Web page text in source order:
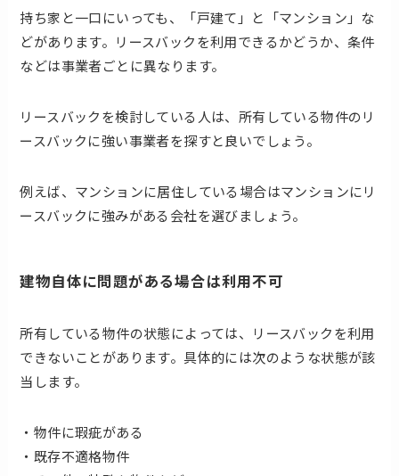
持ち家と一口にいっても、「戸建て」と「マンション」な
どがあります。リースバックを利用できるかどうか、条件
などは事業者ごとに異なります。
リースバックを検討している人は、所有している物件のリ
ースバックに強い事業者を探すと良いでしょう。
例えば、マンションに居住している場合はマンションにリ
ースバックに強みがある会社を選びましょう。
建物自体に問題がある場合は利用不可
所有している物件の状態によっては、リースバックを利用
できないことがあります。具体的には次のような状態が該
当します。
・物件に瑕疵がある
・既存不適格物件